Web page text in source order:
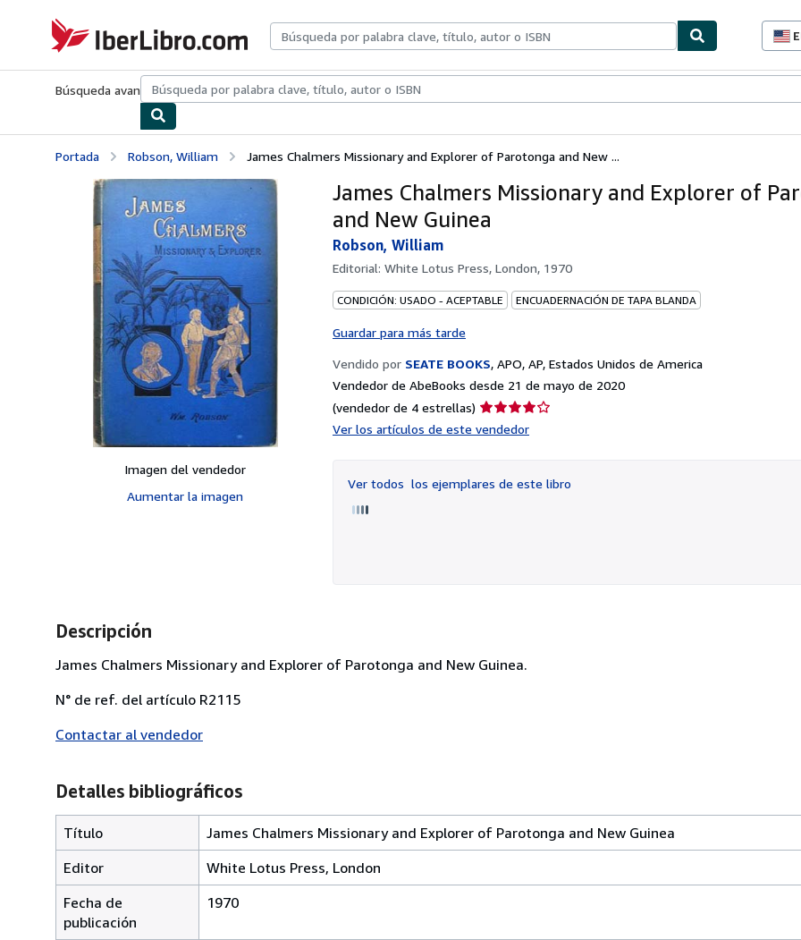
IberLibro.com
Búsqueda avanzadaColecciones Libros antiguosArte y coleccionismo
Portada Robson, William James Chalmers Missionary and Explorer of Parotonga and New ...
Imagen del vendedor
Aumentar la imagen
James Chalmers Missionary and Explorer of
and New Guinea
Robson, William
Editorial: White Lotus Press, London, 1970
CONDICIÓN: USADO - ACEPTABLE ENCUADERNACIÓN DE TAPA BLANDA
Guardar para más tarde
Vendido por SEATE BOOKS, APO, AP, Estados Unidos de America
Vendedor de AbeBooks desde 21 de mayo de 2020
(vendedor de 4 estrellas) Calificación
Ver los artículos de este vendedor
Ver todos los ejemplares de este libro
Descripción
James Chalmers Missionary and Explorer of Parotonga and New Guinea.
N° de ref. del artículo R2115
Contactar al vendedor
Detalles bibliográficos
Título
James Chalmers Missionary and Explorer of Parotonga and New Guinea
Editor
White Lotus Press, London
Fecha de
publicación
1970